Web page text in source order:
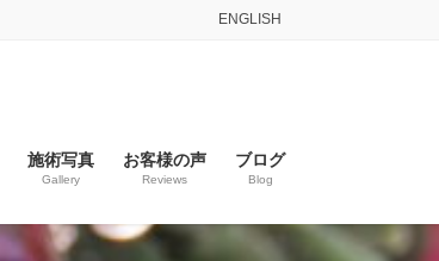
ENGLISH
施術写真
Gallery
お客様の声
Reviews
ブログ
Blog